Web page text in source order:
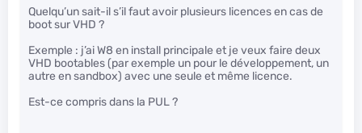
Quelqu’un sait-il s’il faut avoir plusieurs licences en cas de
boot sur VHD ?
Exemple : j’ai W8 en install principale et je veux faire deux
VHD bootables (par exemple un pour le développement, un
autre en sandbox) avec une seule et même licence.
Est-ce compris dans la PUL ?